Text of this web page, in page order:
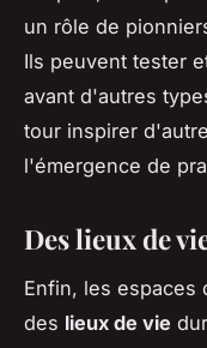
un rôle de
Ils peuvent tester
avant d'autres
tour inspirer
l'émergence de
Des lieux de
Enfin, les espaces
des lieux de vie